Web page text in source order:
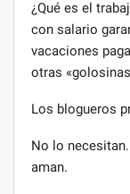
¿Qué es el
con salario
vacaciones
otras
Los blogueros
No lo
aman.